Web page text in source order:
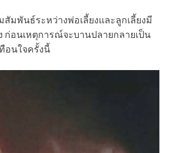
สัมพันธ์ระหว่างพ่อเลี้ยงและลูกเลี้ยงมี
อนเหตุการณ์จะบานปลายกลายเป็น
อนใจครั้งนี้